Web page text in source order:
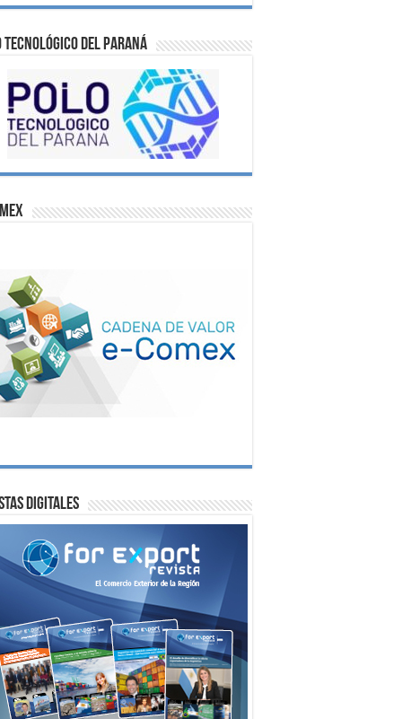
Tecnológico del Paraná
digitales